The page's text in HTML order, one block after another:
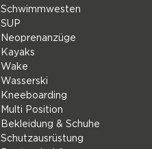
Schwimmwesten
SUP
Neoprenanzüge
Kayaks
Wake
Wasserski
Kneeboarding
Multi Position
Bekleidung & Schuhe
Schutzausrüstung